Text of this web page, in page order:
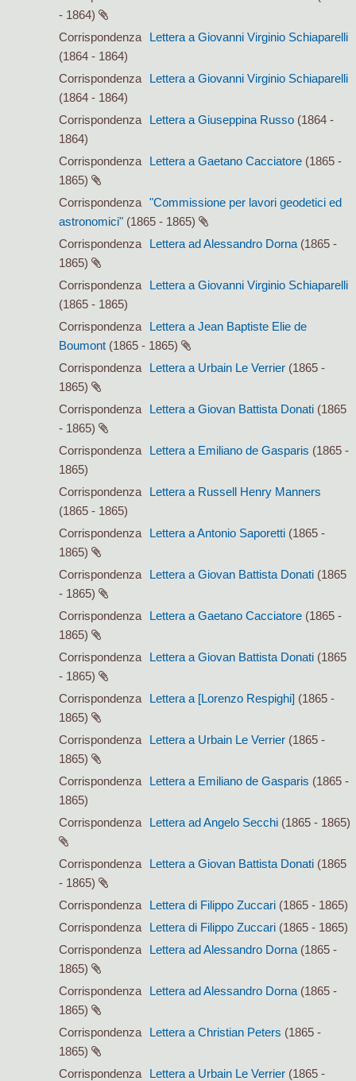
- 1864)
Corrispondenza
Lettera a Giovanni Virginio Schiaparelli
(1864 - 1864)
Corrispondenza
Lettera a Giovanni Virginio Schiaparelli
(1864 - 1864)
Corrispondenza
Lettera a Giuseppina Russo (1864 -
1864)
Corrispondenza
Lettera a Gaetano Cacciatore (1865 -
1865)
Corrispondenza
"Commissione per lavori geodetici ed
astronomici" (1865 - 1865)
Corrispondenza
Lettera ad Alessandro Dorna (1865 -
1865)
Corrispondenza
Lettera a Giovanni Virginio Schiaparelli
(1865 - 1865)
Corrispondenza
Lettera a Jean Baptiste Elie de
Boumont (1865 - 1865)
Corrispondenza
Lettera a Urbain Le Verrier (1865 -
1865)
Corrispondenza
Lettera a Giovan Battista Donati (1865
- 1865)
Corrispondenza
Lettera a Emiliano de Gasparis (1865 -
1865)
Corrispondenza
Lettera a Russell Henry Manners
(1865 - 1865)
Corrispondenza
Lettera a Antonio Saporetti (1865 -
1865)
Corrispondenza
Lettera a Giovan Battista Donati (1865
- 1865)
Corrispondenza
Lettera a Gaetano Cacciatore (1865 -
1865)
Corrispondenza
Lettera a Giovan Battista Donati (1865
- 1865)
Corrispondenza
Lettera a [Lorenzo Respighi] (1865 -
1865)
Corrispondenza
Lettera a Urbain Le Verrier (1865 -
1865)
Corrispondenza
Lettera a Emiliano de Gasparis (1865 -
1865)
Corrispondenza
Lettera ad Angelo Secchi (1865 - 1865)
Corrispondenza Lettera a Giovan Battista Donati (1865
- 1865)
Corrispondenza
Lettera di Filippo Zuccari (1865 - 1865)
Corrispondenza
Lettera di Filippo Zuccari (1865 - 1865)
Corrispondenza
Lettera ad Alessandro Dorna (1865 -
1865)
Corrispondenza
Lettera ad Alessandro Dorna (1865 -
1865)
Corrispondenza
Lettera a Christian Peters (1865 -
1865)
Corrispondenza
Lettera a Urbain Le Verrier (1865 -